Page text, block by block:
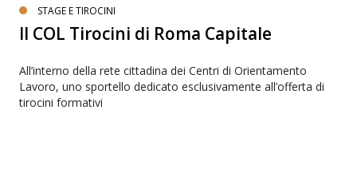
STAGE E TIROCINI
Il COL Tirocini di Roma Capitale
All’interno della rete cittadina dei Centri di Orientamento
Lavoro, uno sportello dedicato esclusivamente all’offerta di
tirocini formativi